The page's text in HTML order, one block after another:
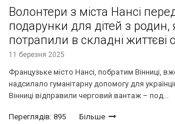
Волонтери з міста Нансі
подарунки для дітей з родин,
потрапили в складні життєві
11 березня 2025
Французьке місто Нансі, побратим Вінниці,
надсилало гуманітарну допомогу для
Вінниці відправили черговий вантаж – под...
Переглядів: 895 Більше